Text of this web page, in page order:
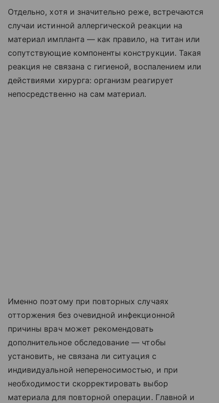
Отдельно, хотя и значительно реже, встречаются
случаи истинной аллергической реакции на
материал импланта — как правило, на титан или
сопутствующие компоненты конструкции. Такая
реакция не связана с гигиеной, воспалением или
действиями хирурга: организм реагирует
непосредственно на сам материал.
Именно поэтому при повторных случаях
отторжения без очевидной инфекционной
причины врач может рекомендовать
дополнительное обследование — чтобы
установить, не связана ли ситуация с
индивидуальной непереносимостью, и при
необходимости скорректировать выбор
материала для повторной операции. Главной и